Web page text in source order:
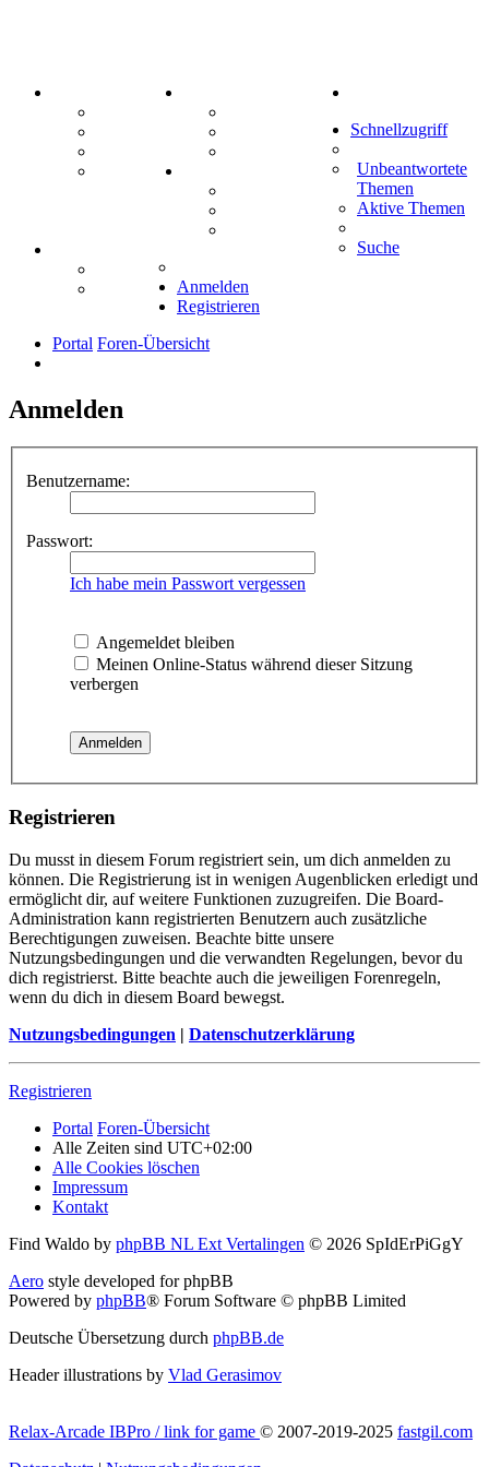
Mastodon
Treffenübersicht
Zitatesammlung
Schiffe versenken
Tipprunde
Comunio
Schnellzugriff
Unbeantwortete
Themen
Aktive Themen
Suche
Anmelden
Registrieren
Portal Foren-Übersicht
Anmelden
Benutzername:
Passwort:
Ich habe mein Passwort vergessen
Angemeldet bleiben
Meinen Online-Status während dieser Sitzung
verbergen
Registrieren
Du musst in diesem Forum registriert sein, um dich anmelden zu
können. Die Registrierung ist in wenigen Augenblicken erledigt und
ermöglicht dir, auf weitere Funktionen zuzugreifen. Die Board-
Administration kann registrierten Benutzern auch zusätzliche
Berechtigungen zuweisen. Beachte bitte unsere
Nutzungsbedingungen und die verwandten Regelungen, bevor du
dich registrierst. Bitte beachte auch die jeweiligen Forenregeln,
wenn du dich in diesem Board bewegst.
Nutzungsbedingungen | Datenschutzerklärung
Registrieren
Portal Foren-Übersicht
Alle Zeiten sind UTC+02:00
Alle Cookies löschen
Impressum
Kontakt
Find Waldo by phpBB NL Ext Vertalingen © 2026 SpIdErPiGgY
Aero style developed for phpBB
Powered by phpBB® Forum Software © phpBB Limited
Deutsche Übersetzung durch phpBB.de
Header illustrations by Vlad Gerasimov
Relax-Arcade IBPro / link for game © 2007-2019-2025 fastgil.com